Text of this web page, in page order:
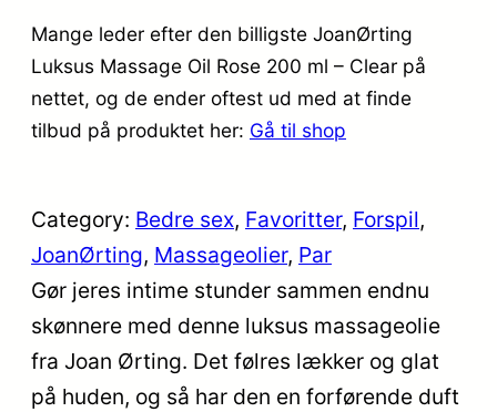
Mange leder efter den billigste JoanØrting
Luksus Massage Oil Rose 200 ml – Clear på
nettet, og de ender oftest ud med at finde
tilbud på produktet her: Gå til shop
Category: Bedre sex, Favoritter, Forspil
JoanØrting, Massageolier, Par
Gør jeres intime stunder sammen endnu
skønnere med denne luksus massageolie
fra Joan Ørting. Det følres lækker og glat
på huden, og så har den en forførende duft